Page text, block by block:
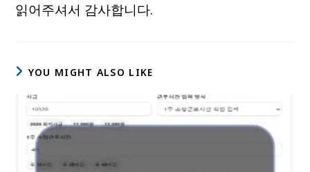
읽어주셔서 감사합니다.
YOU MIGHT ALSO LIKE